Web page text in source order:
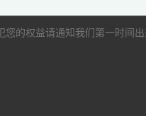
的权益请通知我们第一时间出